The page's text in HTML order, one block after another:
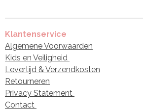
Klantenservice
Algemene Voorwaarden
Kids en Veiligheid
Levertijd & Verzendkosten
Retourneren
Privacy Statement
Contact